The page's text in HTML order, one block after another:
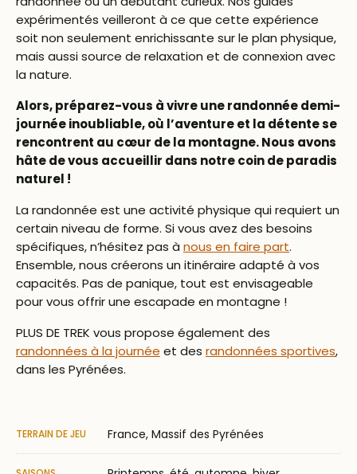
expérimentés veilleront à ce que cette expérience
soit non seulement enrichissante sur le plan physique,
mais aussi source de relaxation et de connexion avec
la nature.
Alors, préparez-vous à vivre une randonnée demi-
journée inoubliable, où l’aventure et la détente se
rencontrent au cœur de la montagne. Nous avons
hâte de vous accueillir dans notre coin de paradis
naturel !
La randonnée est une activité physique qui requiert un
certain niveau de forme. Si vous avez des besoins
spécifiques, n’hésitez pas à nous en faire part.
Ensemble, nous créerons un itinéraire adapté à vos
capacités. Pas de panique, tout est envisageable
pour vous offrir une escapade en montagne !
PLUS DE TREK vous propose également des
randonnées à la journée et des randonnées sportives,
dans les Pyrénées.
TERRAIN DE JEU France, Massif des Pyrénées